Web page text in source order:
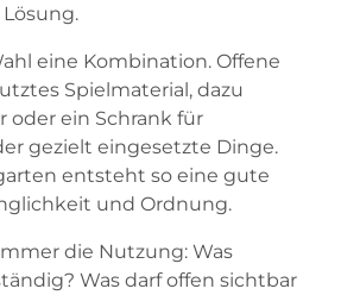
eine Kombination. Offene
Spielmaterial, dazu
oder ein Schrank für
gezielt eingesetzte Dinge.
entsteht so eine gute
und Ordnung.
die Nutzung: Was
Was darf offen sichtbar